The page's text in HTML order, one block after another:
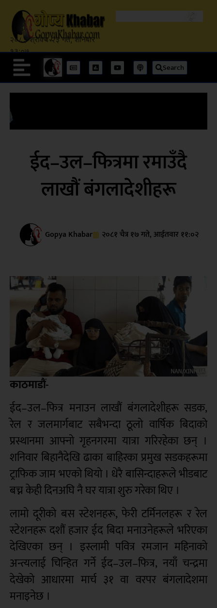
२०८३ श्रावण २३ गते, शनिबार
१३:०७
Search
ईद–उल–फित्रमा रमाउँदै
लाखौं बंगलादेशीहरू
Gopya Khabar २०८१ चैत्र १७ गते, आईतवार ११:०२
काठमाडौं-
ईद–उल–फित्र मनाउन लाखौं बंगलादेशीहरू सडक,
रेल र जलमार्गबाट सबैभन्दा ठूलो वार्षिक बिदाको
प्रस्थानमा आफ्नो गृहनगरमा यात्रा गरिरहेका छन् ।
शनिवार बिहानैदेखि ढाका बाहिरका प्रमुख सडकहरूमा
ट्राफिक जाम भएको थियो । धेरै बासिन्दाहरूले भीडबाट
बच्न केही दिनअघि नै घर यात्रा शुरु गरेका थिए ।
लामो दूरीको बस स्टेशनहरू, फेरी टर्मिनलहरू र रेल
स्टेशनहरू दशौं हजार ईद बिदा मनाउनेहरूले भरिएका
देखिएका छन् । इस्लामी पवित्र रमजान महिनाको
अन्त्यलाई चिन्हित गर्ने ईद–उल–फित्र, नयाँ चन्द्रमा
देखेको आधारमा मार्च ३१ वा वरपर बंगलादेशमा
मनाइनेछ ।